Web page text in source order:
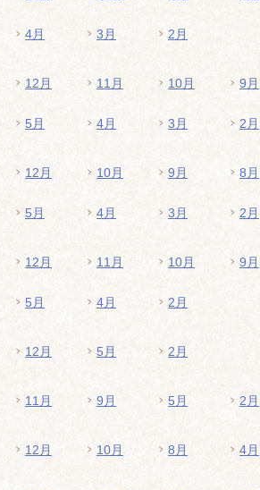
4月 3月 2月
12月 11月 10月 9月
5月 4月 3月 2月
12月 10月 9月 8月
5月 4月 3月 2月
12月 11月 10月 9月
5月 4月 2月
12月 5月 2月
11月 9月 5月 2月
12月 10月 8月 4月